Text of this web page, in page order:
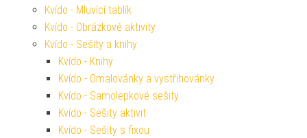
Kvído - Mluvící tablík
Kvído - Obrázkové aktivity
Kvído - Sešity a knihy
Kvído - Knihy
Kvído - Omalovánky a vystřihovánky
Kvído - Samolepkové sešity
Kvído - Sešity aktivit
Kvído - Sešity s fixou